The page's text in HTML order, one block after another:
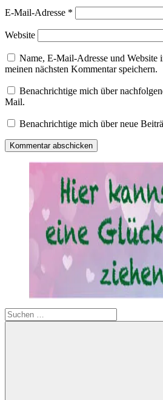
E-Mail-Adresse *
Website
Name, E-Mail-Adresse und Website
meinen nächsten Kommentar speichern.
Benachrichtige mich über
Mail.
Benachrichtige mich über neue
Suchen
nach: